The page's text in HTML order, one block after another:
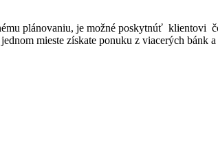
plánovaniu, je možné poskytnúť klientovi
mieste získate ponuku z viacerých bánk a